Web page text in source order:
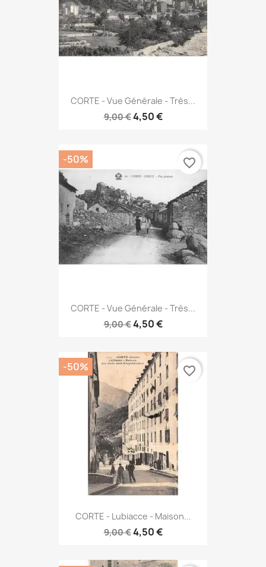
CORTE - Vue Générale - Très...
9,00 €4,50 €
CORTE - Vue Générale - Très...
9,00 €4,50 €
-50% favorite_border
CORTE - Lubiacce - Maison...
9,00 €4,50 €
-50% favorite_border